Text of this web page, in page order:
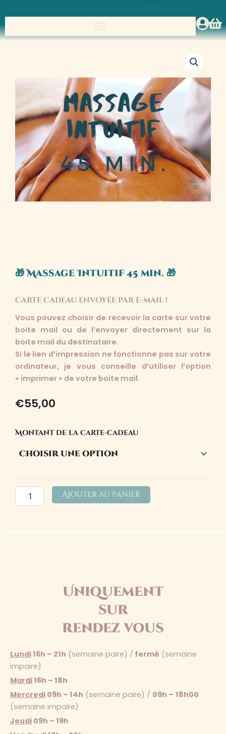
🎁 Massage Intuitif 45 min. 🎁
Carte cadeau envoyée par e-mail !
Vous pouvez choisir de recevoir la carte sur votre
boite mail ou de l’envoyer directement sur la
boite mail du destinataire.
Si le lien d’impression ne fonctionne pas sur votre
ordinateur, je vous conseille d’utiliser l’option
« imprimer » de votre boite mail.
€55,00
Montant de la carte-cadeau
quantité
de
🎁
Massage
min.
Ajouter au panier
Uniquement
sur
rendez vous
Lundi16h – 21h (semaine paire) / fermé (semaine
impaire)
Mardi16h – 18h
Mercredi 09h – 14h (semaine paire) / 09h – 18h00
(semaine impaire)
Jeudi 09h – 19h